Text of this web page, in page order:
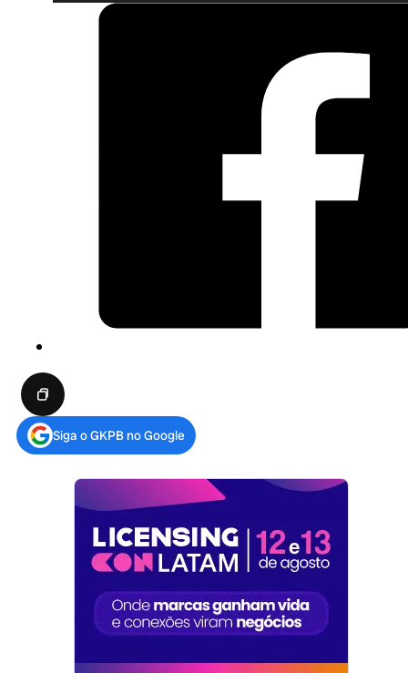
Siga o GKPB no Google